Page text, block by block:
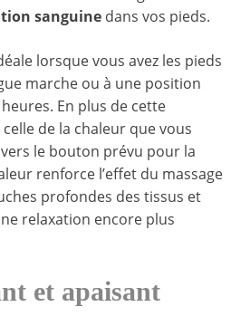
sanguine dans vos pieds.
lorsque vous avez les pieds
marche ou à une position
En plus de cette
de la chaleur que vous
le bouton prévu pour la
renforce l’effet du massage
profondes des tissus et
relaxation encore plus
et apaisant